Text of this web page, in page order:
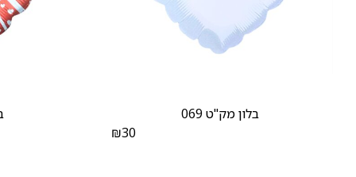
בלון מק"ט 069
₪30